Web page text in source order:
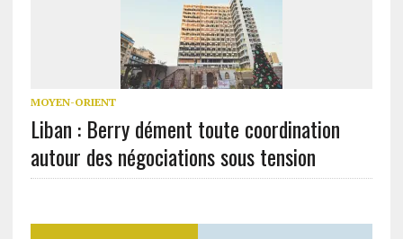
MOYEN-ORIENT
Liban : Berry dément toute coordination
autour des négociations sous tension